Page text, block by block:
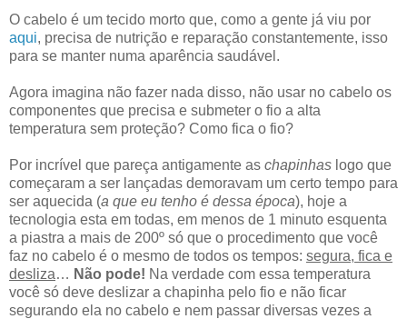
O cabelo é um tecido morto que, como a gente já viu por
aqui, precisa de nutrição e reparação constantemente, isso
para se manter numa aparência saudável.
Agora imagina não fazer nada disso, não usar no cabelo os
componentes que precisa e submeter o fio a alta
temperatura sem proteção? Como fica o fio?
Por incrível que pareça antigamente as chapinhas logo que
começaram a ser lançadas demoravam um certo tempo para
ser aquecida (a que eu tenho é dessa época), hoje a
tecnologia esta em todas, em menos de 1 minuto esquenta
a piastra a mais de 200º só que o procedimento que você
faz no cabelo é o mesmo de todos os tempos: segura, fica e
desliza… Não pode! Na verdade com essa temperatura
você só deve deslizar a chapinha pelo fio e não ficar
segurando ela no cabelo e nem passar diversas vezes a